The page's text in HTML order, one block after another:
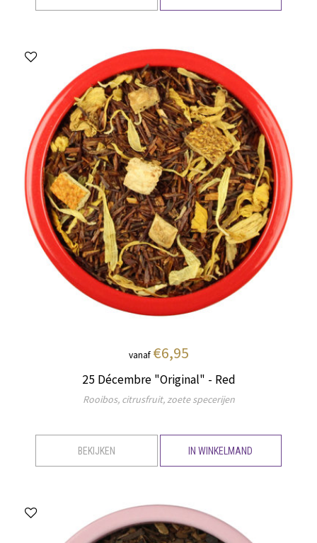
vanaf €6,95
25 Décembre "Original" - Red
Rooibos, citrusfruit, zoete specerijen
BEKIJKEN IN WINKELMAND